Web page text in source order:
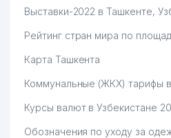
49
СРЕДНЯЯ ШКОЛА №145
Выставки-2022 в Ташкенте,
Рейтинг стран мира по
Карта Ташкента
Коммунальные (ЖКХ) тарифы
Курсы валют в Узбекистане
Обозначения по уходу за